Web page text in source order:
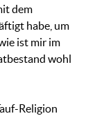
dem
habe, um
ist mir im
wohl
Religion